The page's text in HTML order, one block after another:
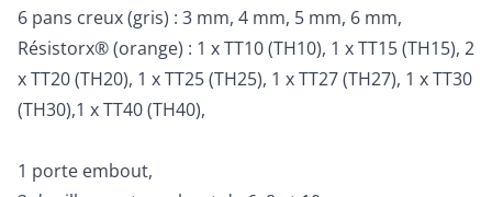
6 pans creux (gris) : 3 mm, 4 mm, 5 mm, 6 mm,
Résistorx® (orange) : 1 x TT10 (TH10), 1 x TT15 (TH15), 2
x TT20 (TH20), 1 x TT25 (TH25), 1 x TT27 (TH27), 1 x TT30
(TH30),1 x TT40 (TH40),
1 porte embout,